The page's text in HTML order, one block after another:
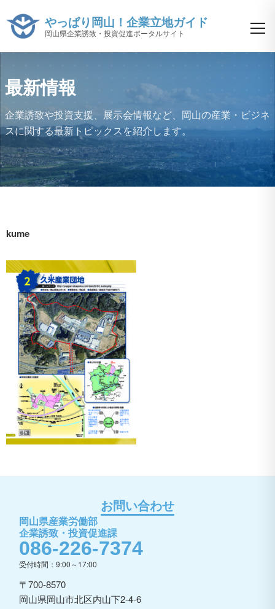
やっぱり岡山！企業立地ガイド
岡山県企業誘致・投資促進ポータルサイト
最新情報
企業誘致や投資支援、展示会情報など、 岡山の産業・ビジネ
スに関する最新トピックスを紹介します。
kume
お問い合わせ
岡山県産業労働部
企業誘致・投資促進課
086-226-7374
受付時間：9:00～17:00
〒700-8570
岡山県岡山市北区内山下2-4-6